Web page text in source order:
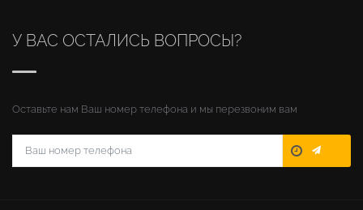
У ВАС ОСТАЛИСЬ ВОПРОСЫ?
Оставьте нам Ваш номер телефона и мы перезвоним вам